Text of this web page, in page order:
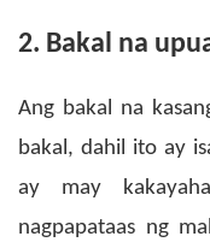
2. Bakal na
Ang bakal na
bakal, dahil ito ay
ay may
nagpapataas ng